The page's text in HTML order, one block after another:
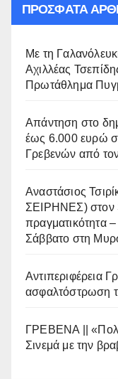
ΠΡΌΣΦΑΤΑ
Με τη
Αχιλλέας
Πρωτάθλημα
Απάντηση στο
έως 6.000 ευρώ σε
Γρεβενών από
Αναστάσιος
ΣΕΙΡΗΝΕΣ) στον
πραγματικότητα
Σάββατο στη
Αντιπεριφέρεια
ασφαλτόστρωση
ΓΡΕΒΕΝΑ ||
Σινεμά με την